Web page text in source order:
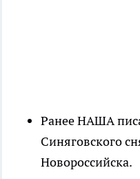
Ранее НАША
Синяговского
Новороссийска.